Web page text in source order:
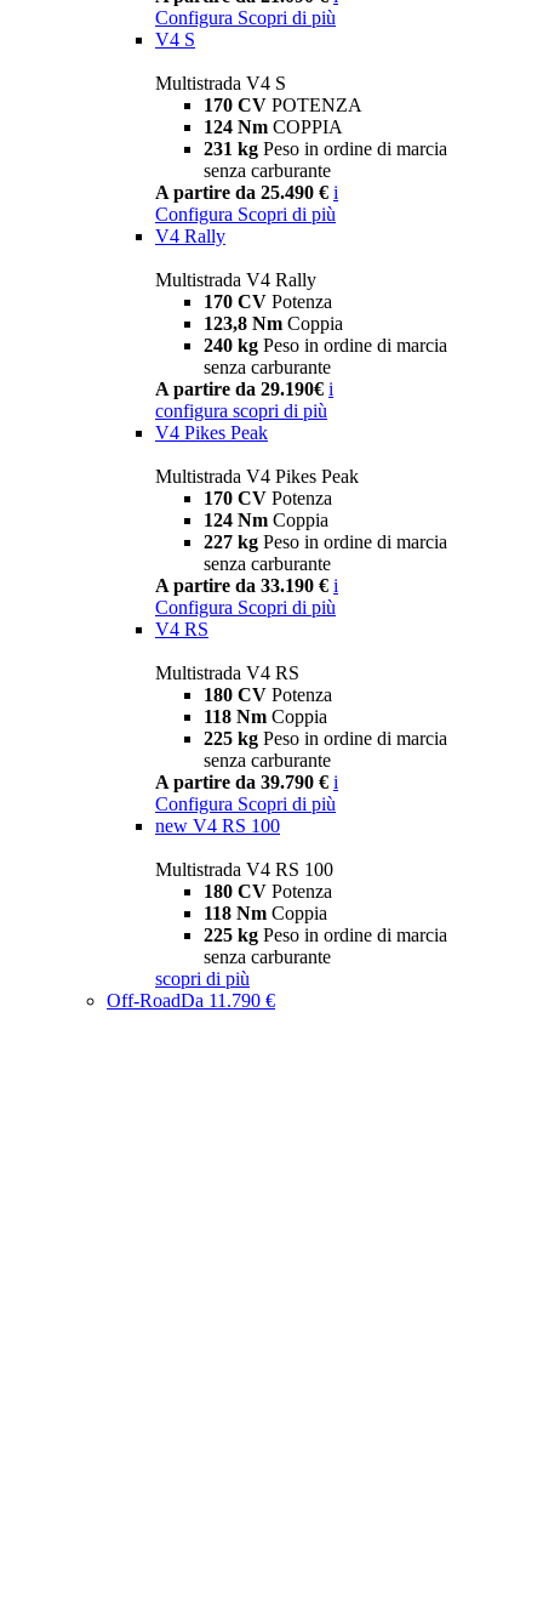
Configura Scopri di più
V4 S
Multistrada V4 S
170 CV POTENZA
124 Nm COPPIA
231 kg Peso in ordine di marcia
senza carburante
A partire da 25.490 € i
Configura Scopri di più
V4 Rally
Multistrada V4 Rally
170 CV Potenza
123,8 Nm Coppia
240 kg Peso in ordine di marcia
senza carburante
A partire da 29.190€ i
configura scopri di più
V4 Pikes Peak
Multistrada V4 Pikes Peak
170 CV Potenza
124 Nm Coppia
227 kg Peso in ordine di marcia
senza carburante
A partire da 33.190 € i
Configura Scopri di più
V4 RS
Multistrada V4 RS
180 CV Potenza
118 Nm Coppia
225 kg Peso in ordine di marcia
senza carburante
A partire da 39.790 € i
Configura Scopri di più
new V4 RS 100
Multistrada V4 RS 100
180 CV Potenza
118 Nm Coppia
225 kg Peso in ordine di marcia
senza carburante
scopri di più
Off-RoadDa 11.790 €